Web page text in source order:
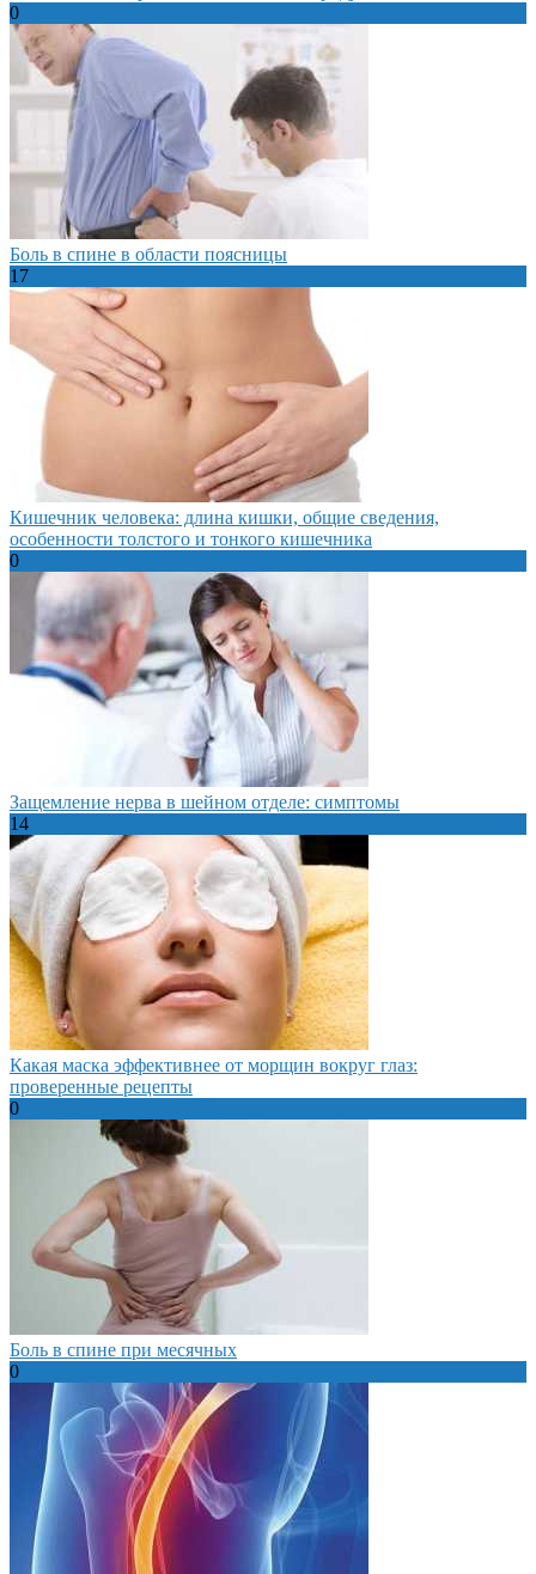
0
Боль в спине в области поясницы
17
Кишечник человека: длина кишки, общие сведения,
особенности толстого и тонкого кишечника
0
Защемление нерва в шейном отделе: симптомы
14
Какая маска эффективнее от морщин вокруг глаз:
проверенные рецепты
0
Боль в спине при месячных
0